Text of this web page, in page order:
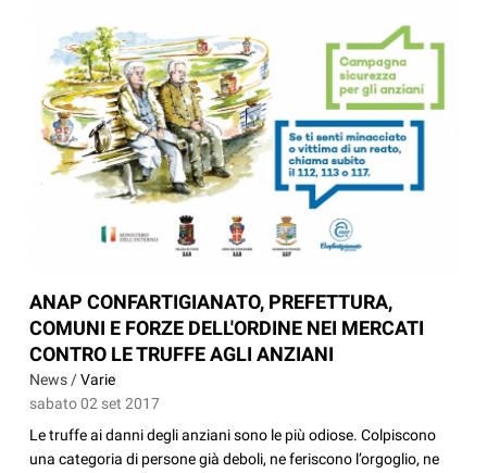
ANAP CONFARTIGIANATO, PREFETTURA,
COMUNI E FORZE DELL'ORDINE NEI MERCATI
CONTRO LE TRUFFE AGLI ANZIANI
News /Varie
sabato 02 set 2017
Le truffe ai danni degli anziani sono le più odiose. Colpiscono
una categoria di persone già deboli, ne feriscono l’orgoglio, ne